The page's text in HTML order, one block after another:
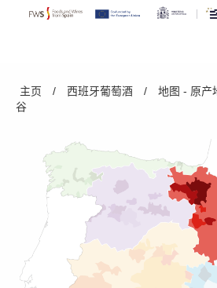
Search form
You are here
主页 / 西班牙葡萄酒 / 地图 - 原产
谷